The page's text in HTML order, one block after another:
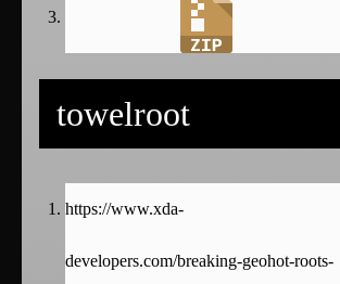
towelroot
https://www.xda-
developers.com/breaking-geohot-roots-